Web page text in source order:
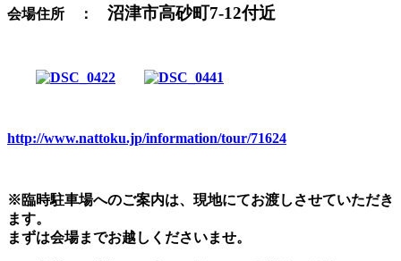
会場住所 ： 沼津市高砂町7-12付近
http://www.nattoku.jp/information/tour/71624
※臨時駐車場へのご案内は、現地にてお渡しさせていただき
ます。
まずは会場までお越しくださいませ。